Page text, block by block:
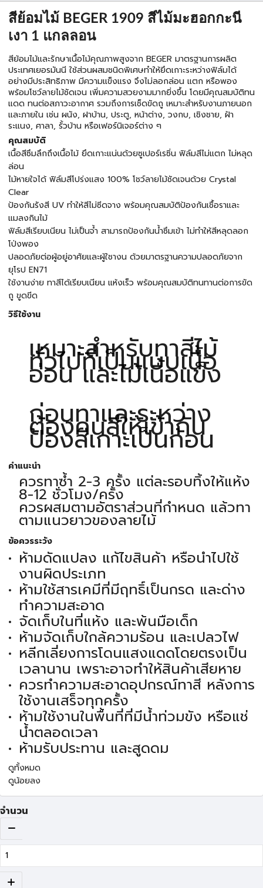
สีย้อมไม้ BEGER 1909 สีไม้มะฮอกกะนี
เงา 1 แกลลอน
สีย้อมไม้และรักษาเนื้อไม้คุณภาพสูงจาก BEGER มาตรฐานการผลิต
ประเทศเยอรมันนี ใช้ส่วนผสมชนิดพิเศษทำให้ยึดเกาะระหว่างฟิล์มได้
อย่างมีประสิทธิภาพ มีความแข็งแรง จึงไม่ลอกล่อน แตก หรือพอง
พร้อมโชว์ลายไม้ชัดเจน เพิ่มความสวยงามมากยิ่งขึ้น โดยมีคุณสมบัติทน
แดด ทนต่อสภาวะอากาศ รวมถึงการเช็ดขัดถู เหมาะสำหรับงานภายนอก
และภายใน เช่น ผนัง, ฝาบ้าน, ประตู, หน้าต่าง, วงกบ, เชิงชาย, ฝ้า
ระแนง, ศาลา, รั้วบ้าน หรือเฟอร์นิเจอร์ต่าง ๆ
คุณสมบัติ
เนื้อสีซึมลึกถึงเนื้อไม้ ยึดเกาะแน่นด้วยซูเปอร์เรซิ่น ฟิล์มสีไม่แตก ไม่หลุด
ล่อน
ไม้หายใจได้ ฟิล์มสีโปร่งแสง 100% โชว์ลายไม้ชัดเจนด้วย Crystal
Clear
ป้องกันรังสี UV ทำให้สีไม่ซีดจาง พร้อมคุณสมบัติป้องกันเชื้อราและ
แมลงกินไม้
ฟิล์มสีเรียบเนียน ไม่เป็นจ้ำ สามารถป้องกันน้ำซึมเข้า ไม่ทำให้สีหลุดลอก
โป่งพอง
ปลอดภัยต่อผู้อยู่อาศัยและผู้ใชางน ด้วยมาตรฐานความปลอดภัยจาก
ยุโรป EN71
ใช้งานง่าย ทาสีได้เรียบเนียน แห้งเร็ว พร้อมคุณสมบัติทนทานต่อการขัด
ถู ขูดขีด
วิธีใช้งาน
เหมาะสำหรับทาสีไม้
ทั่วไปที่เป็นแบบเนื้อ
อ่อน และไม้เนื้อแข็ง
ก่อนทาและระหว่าง
ต้องคนสีให้เข้ากัน
ป้องสีเกาะเป็นก้อน
คำแนะนำ
ควรทาซ้ำ 2-3 ครั้ง แต่ละรอบทิ้งให้แห้ง
8-12 ชั่วโมง/ครั้ง
ควรผสมตามอัตราส่วนที่กำหนด แล้วทา
ตามแนวยาวของลายไม้
ข้อควรระวัง
ห้ามดัดแปลง แก้ไขสินค้า หรือนำไปใช้
งานผิดประเภท
ห้ามใช้สารเคมีที่มีฤทธิ์เป็นกรด และด่าง
ทำความสะอาด
จัดเก็บในที่แห้ง และพ้นมือเด็ก
ห้ามจัดเก็บใกล้ความร้อน และเปลวไฟ
หลีกเลี่ยงการโดนแสงแดดโดยตรงเป็น
เวลานาน เพราะอาจทำให้สินค้าเสียหาย
ควรทำความสะอาดอุปกรณ์ทาสี หลังการ
ใช้งานเสร็จทุกครั้ง
ห้ามใช้งานในพื้นที่ที่มีน้ำท่วมขัง หรือแช่
น้ำตลอดเวลา
ห้ามรับประทาน และสูดดม
ดูทั้งหมด
ดูน้อยลง
จำนวน